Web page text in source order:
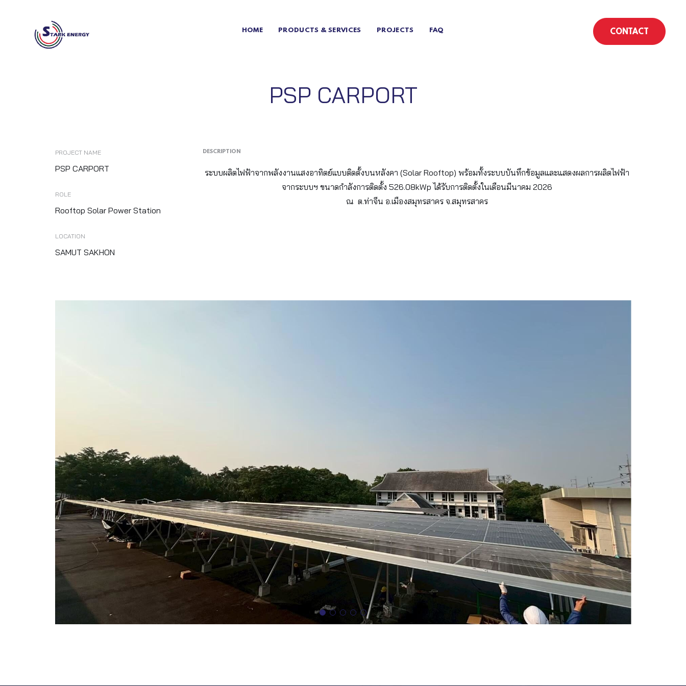
CONTACT
HOME PRODUCTS & SERVICES PROJECTS FAQ
PSP CARPORT
PROJECT NAME
PSP CARPORT
ROLE
Rooftop Solar Power Station
LOCATION
SAMUT SAKHON
DESCRIPTION
ระบบผลิตไฟฟ้าจากพลังงานแสงอาทิตย์แบบติดตั้งบนหลังคา (Solar Rooftop) พร้อมทั้งระบบบันทึกข้อมูลและแสดงผลการผลิตไฟฟ้า
จากระบบฯ ขนาดกำลังการติดตั้ง 526.08kWp ได้รับการติดตั้งในเดือนมีนาคม 2026
ณ ต.ท่าจีน อ.เมืองสมุทรสาคร จ.สมุทรสาคร